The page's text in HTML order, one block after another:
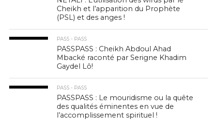
Cheikh et l’apparition du Prophète
(PSL) et des anges !
PASS - PASS
PASSPASS : Cheikh Abdoul Ahad
Mbacké raconté par Serigne Khadim
Gaydel Lô!
PASS - PASS
PASSPASS : Le mouridisme ou la quête
des qualités éminentes en vue de
l’accomplissement spirituel !